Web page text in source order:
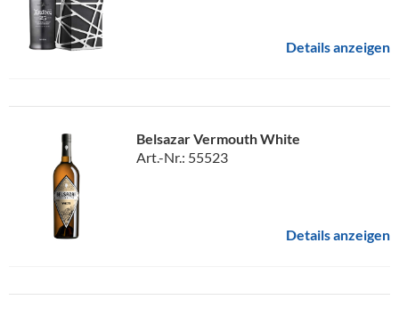
Details anzeigen
Belsazar Vermouth White
Art.-Nr.: 55523
Details anzeigen